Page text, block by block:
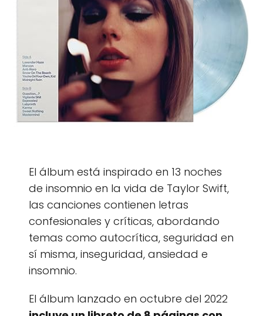
El álbum está inspirado en 13 noches
de insomnio en la vida de Taylor Swift,
las canciones contienen letras
confesionales y críticas, abordando
temas como autocrítica, seguridad en
sí misma, inseguridad, ansiedad e
insomnio.
El álbum lanzado en octubre del 2022